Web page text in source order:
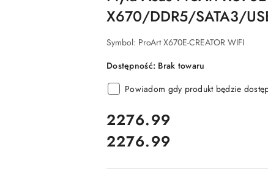
X670/DDR5/SATA3/
Symbol: ProArt X670E-CREATOR WIFI
Dostępność: Brak towaru
Powiadom gdy produkt będzie
cena:
2276.99
Cena:
2276.99